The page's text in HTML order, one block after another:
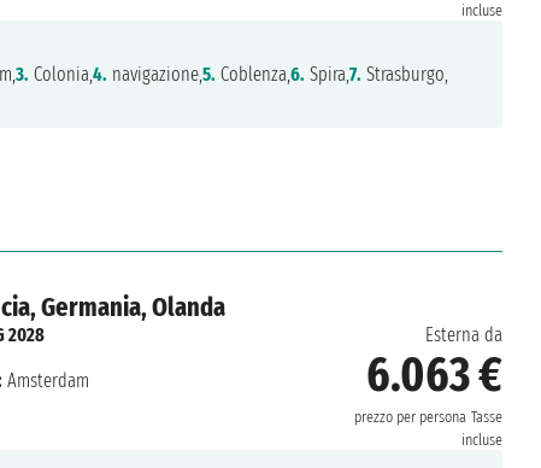
incluse
3. Colonia,4. navigazione,5. Coblenza,6. Spira,7. Strasburgo,
Germania, Olanda
Esterna da
6.063 €
prezzo per persona Tasse
incluse
2028
Amsterdam